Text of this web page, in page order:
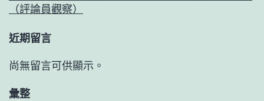
（評論員觀察）
近期留言
尚無留言可供顯示。
彙整